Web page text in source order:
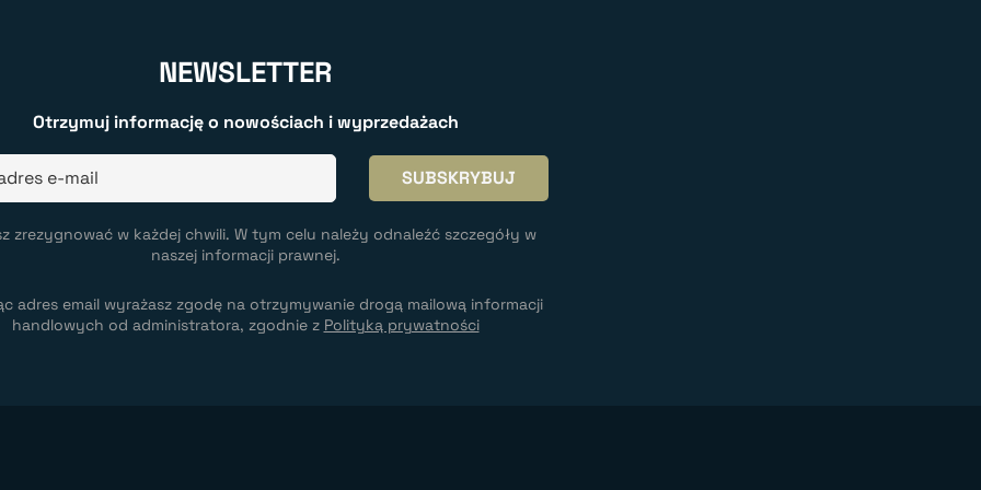
NEWSLETTER
Otrzymuj informację o nowościach i wyprzedażach
zrezygnować w każdej chwili. W tym celu należy odnaleźć szczegóły w
naszej informacji prawnej.
adres email wyrażasz zgodę na otrzymywanie drogą mailową informacji
handlowych od administratora, zgodnie z Polityką prywatności